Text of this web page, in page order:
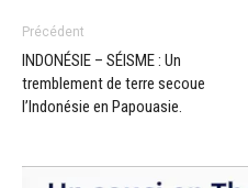
Précédent
INDONÉSIE – SÉISME : Un
tremblement de terre secoue
l’Indonésie en Papouasie.